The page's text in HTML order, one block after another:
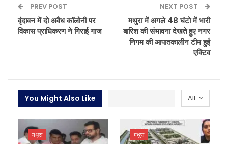
PREV POST
वृंदावन में दो अवैध कॉलोनी पर
विकास प्राधिकरण ने गिराई गाज
NEXT POST
मथुरा में अगले 48 घंटो में भारी
बारिश की संभावना देखते हुए नगर
निगम की आपातकालीन टीम हुई
एक्टिव
All
You Might Also Like
मथुरा मथुरा